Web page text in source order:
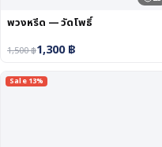
พวงหรีด — วัดโพธิ์
1,500฿1,300฿
Sale 13%